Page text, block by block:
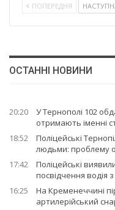
ПОПЕРЕДНЯ
ОСТАННІ НОВИНИ
20:20
У Тернополі 102
отримають іменні
18:52
Поліцейські
людьми: проблему
17:42
Поліцейські
посвідчення водія
16:25
На Кременеччині
артилерійський